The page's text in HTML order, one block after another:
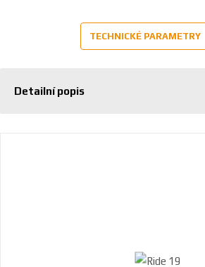
TECHNICKÉ PARAMETRY
Detailní popis